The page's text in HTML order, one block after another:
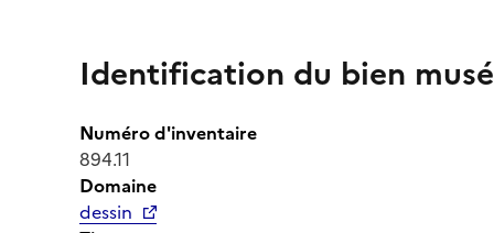
Identification du bien
Numéro d'inventaire
894.11
Domaine
dessin